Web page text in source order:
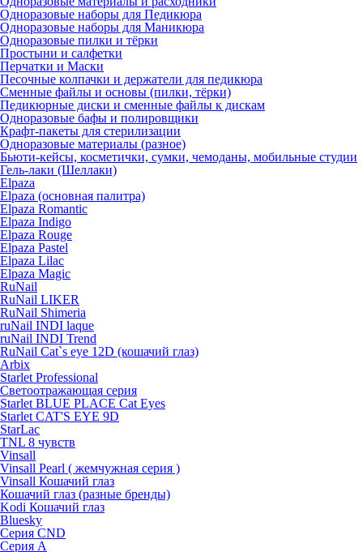
Одноразовые наборы для Педикюра
Одноразовые наборы для Маникюра
Одноразовые пилки и тёрки
Простыни и салфетки
Перчатки и Маски
Песочные колпачки и держатели для педикюра
Cменные файлы и основы (пилки, тёрки)
Педикюрные диски и сменные файлы к дискам
Одноразовые бафы и полировщики
Крафт-пакеты для стерилизации
Одноразовые материалы (разное)
Бьюти-кейсы, косметички, сумки, чемоданы, мобильные студии
Гель-лаки (Шеллаки)
Elpaza
Elpaza (основная палитра)
Elpaza Romantic
Elpaza Indigo
Elpaza Rouge
Elpaza Pastel
Elpaza Lilac
Elpaza Magic
RuNail
RuNail LIKER
RuNail Shimeria
ruNail INDI laque
ruNail INDI Trend
RuNail Cat`s eye 12D (кошачий глаз)
Arbix
Starlet Professional
Светоотражающая серия
Starlet BLUE PLACE Cat Eyes
Starlet CAT'S EYE 9D
StarLac
TNL 8 чувств
Vinsall
Vinsall Pearl ( жемчужная серия )
Vinsall Кошачий глаз
Кошачий глаз (разные бренды)
Kodi Кошачий глаз
Bluesky
Серия CND
Серия А